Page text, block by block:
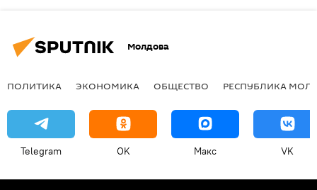
Молдова
ПОЛИТИКА ЭКОНОМИКА ОБЩЕСТВО РЕСПУБЛИКА
Telegram OK Макс VK